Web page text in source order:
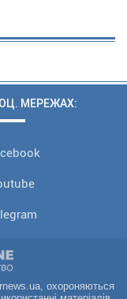
МЕРЕЖАХ:
охороняються